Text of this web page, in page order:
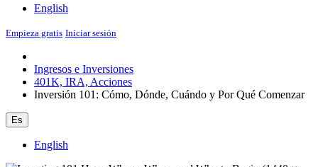
English
Empieza gratis Iniciar sesión
Ingresos e Inversiones
401K, IRA, Acciones
Inversión 101: Cómo, Dónde, Cuándo y Por Qué Comenzar
Es
English